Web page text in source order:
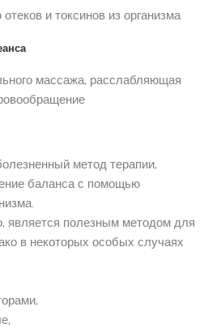
и токсинов из организма
массажа, расслабляющая
метод терапии,
баланса с помощью
является полезным методом для
в некоторых особых случаях